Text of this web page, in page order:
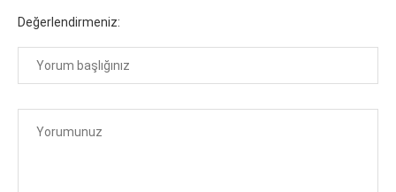
Değerlendirmeniz: